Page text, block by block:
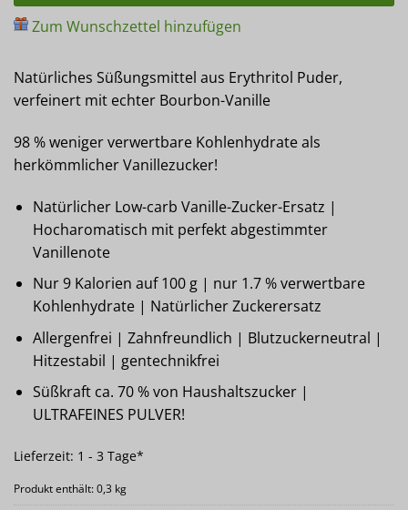
Zum Wunschzettel hinzufügen
Natürliches Süßungsmittel aus Erythritol Puder,
verfeinert mit echter Bourbon-Vanille
98 % weniger verwertbare Kohlenhydrate als
herkömmlicher Vanillezucker!
Natürlicher Low-carb Vanille-Zucker-Ersatz |
Hocharomatisch mit perfekt abgestimmter
Vanillenote
Nur 9 Kalorien auf 100 g | nur 1.7 % verwertbare
Kohlenhydrate | Natürlicher Zuckerersatz
Allergenfrei | Zahnfreundlich | Blutzuckerneutral |
Hitzestabil | gentechnikfrei
Süßkraft ca. 70 % von Haushaltszucker |
ULTRAFEINES PULVER!
Lieferzeit: 1 - 3 Tage*
Produkt enthält: 0,3 kg